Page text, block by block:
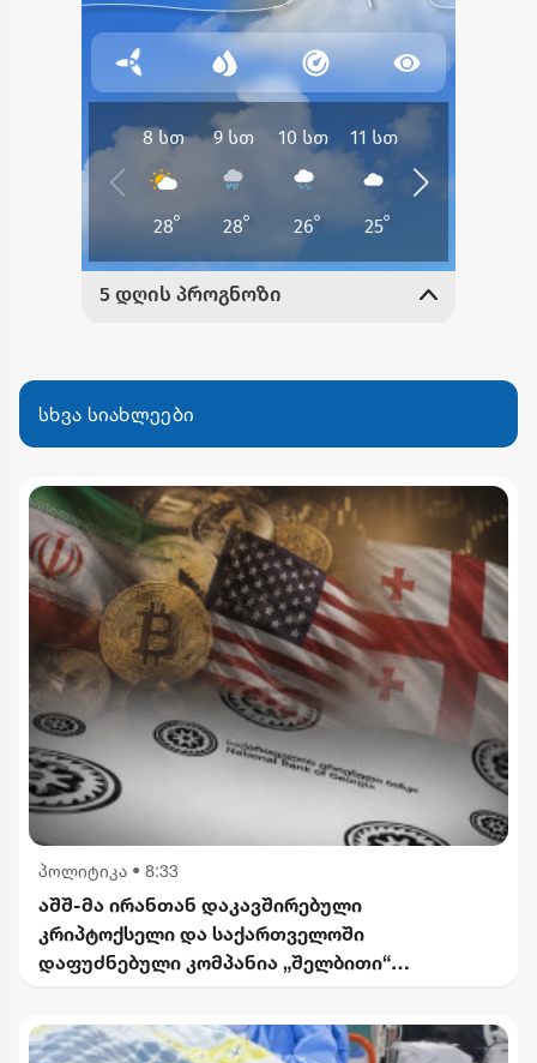
სხვა სიახლეები
პოლიტიკა • 8:33
აშშ-მა ირანთან დაკავშირებული
კრიპტოქსელი და საქართველოში
დაფუძნებული კომპანია „შელბითი“